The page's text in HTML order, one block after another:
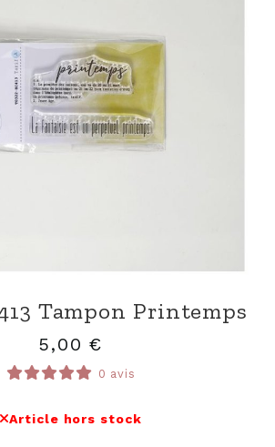
Tampon Printemps
5,00 €
0 avis
Article hors stock